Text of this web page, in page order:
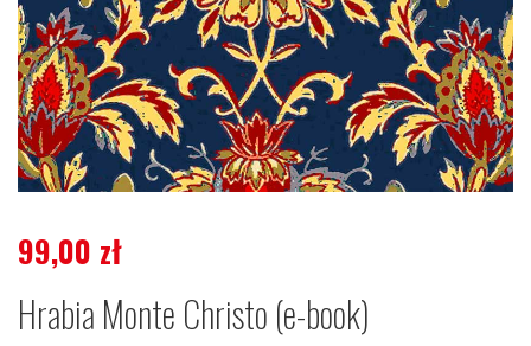
99,00 zł
Hrabia Monte Christo (e-book)